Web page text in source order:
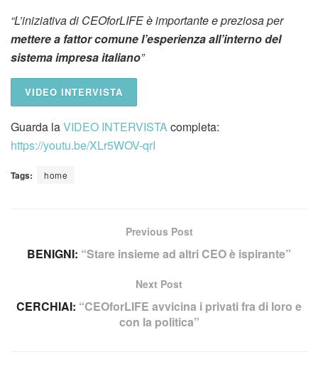
“L’iniziativa di CEOforLIFE è importante e preziosa per
mettere a fattor comune l’esperienza all’interno del
sistema impresa italiano”
VIDEO INTERVISTA
Guarda laVIDEO INTERVISTAcompleta:
https://youtu.be/XLr5WOV-qrI
Tags: home
Previous Post
BENIGNI: “Stare insieme ad altri CEO è ispirante”
Next Post
CERCHIAI: “CEOforLIFE avvicina i privati fra di loro e
con la politica”